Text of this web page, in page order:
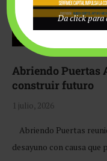
Abriendo Puertas
construir futuro
1 julio, 2026
Abriendo Puertas
desayuno con causa
Da click para